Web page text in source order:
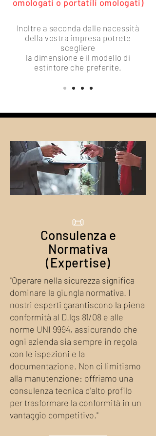
omologati o portatili omologati)
Inoltre a seconda delle necessità
della vostra impresa potrete
scegliere
la dimensione e il modello di
estintore che preferite.
📜
Consulenza e
Normativa
(Expertise)
"Operare nella sicurezza significa
dominare la giungla normativa. I
nostri esperti garantiscono la piena
conformità al D.lgs 81/08 e alle
norme UNI 9994, assicurando che
ogni azienda sia sempre in regola
con le ispezioni e la
documentazione. Non ci limitiamo
alla manutenzione: offriamo una
consulenza tecnica d'alto profilo
per trasformare la conformità in un
vantaggio competitivo."